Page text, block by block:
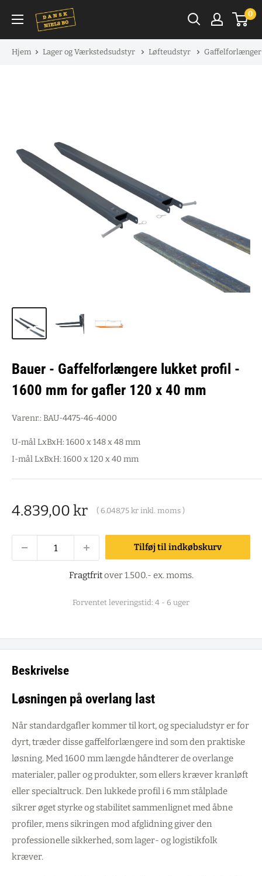
indhold
0
Hjem Lager og Værkstedsudstyr Løfteudstyr
Bauer - Gaffelforlængere lukket profil -
1600 mm for gafler 120 x 40 mm
Varenr.: BAU-4475-46-4000
U-mål LxBxH: 1600 x 148 x 48 mm
I-mål LxBxH: 1600 x 120 x 40 mm
Salgspris
4.839,00 kr ( 6.048,75 kr inkl. moms )
Tilføj til indkøbskurv
Fragtfritover 1.500.- ex. moms.
Forventet leveringstid: 4 - 6 uger
Beskrivelse
Løsningen på overlang last
Når standardgafler kommer til kort, og specialudstyr er for
dyrt, træder disse gaffelforlængere ind som den praktiske
løsning. Med 1600 mm længde håndterer de overlange
materialer, paller og produkter, som ellers kræver kranløft
eller specialtruck. Den lukkede profil i 6 mm stålplade
sikrer øget styrke og stabilitet sammenlignet med åbne
profiler, mens sikringen mod afglidning giver den
professionelle sikkerhed, som lager- og logistikfolk
kræver.